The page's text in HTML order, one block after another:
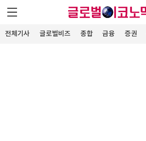
전체기사 글로벌비즈 종합 금융 증권